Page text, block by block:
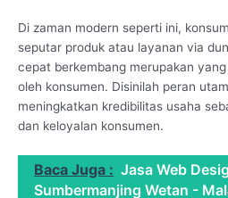
Di zaman modern seperti ini,
seputar produk atau layanan via
cepat berkembang merupakan
oleh konsumen. Disinilah peran
meningkatkan kredibilitas usaha
dan keloyalan konsumen.
Baca Juga : Jasa Web
Sumbermanjing Wetan -